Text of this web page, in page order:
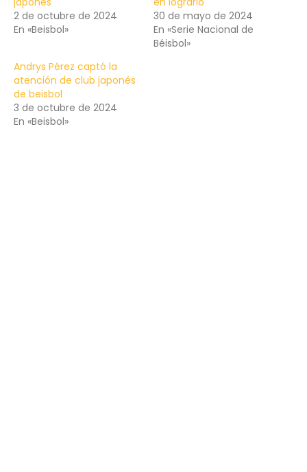
2 de octubre de 2024
En «Beisbol»
30 de mayo de 2024
En «Serie Nacional de
Béisbol»
Andrys Pérez captó la
atención de club japonés
de beisbol
3 de octubre de 2024
En «Beisbol»